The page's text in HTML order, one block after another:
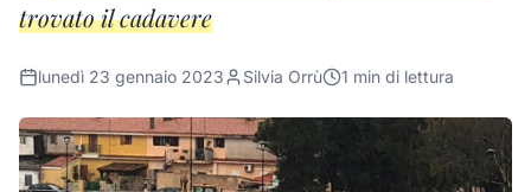
trovato il cadavere
lunedì 23 gennaio 2023 Silvia Orrù 1 min di lettura